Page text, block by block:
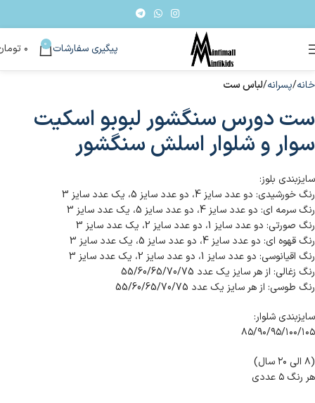
پیگیری سفارشات 0 ۰
خانه پسرانه لباس ست
ست دورس سنگشور لبوبو اسکیت
سوار و شلوار اسلش سنگشور
سایزبندی بلوز:
رنگ خورشیدی: دو عدد سایز 4، دو عدد سایز 5، یک عدد سایز 3
رنگ سرمه ای: دو عدد سایز 4، دو عدد سایز 5، یک عدد سایز 3
رنگ صورتی: دو عدد سایز 1، دو عدد سایز 2، یک عدد سایز 3
رنگ قهوه ای: دو عدد سایز 4، دو عدد سایز 5، یک عدد سایز 3
رنگ اقیانوسی: دو عدد سایز 1، دو عدد سایز 2، یک عدد سایز 3
رنگ زغالی: از هر سایز یک عدد 55/60/65/70/75
رنگ طوسی: از هر سایز یک عدد 55/60/65/70/75
سایزبندی شلوار:
۸۵/۹۰/۹۵/۱۰۰/۱۰۵
(۸ الی ۲۰ سال)
هر رنگ ۵ عددی